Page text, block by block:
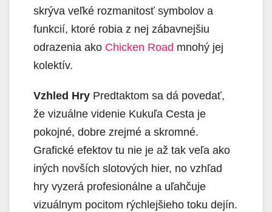
skrýva veľké rozmanitosť symbolov a
funkcií, ktoré robia z nej zábavnejšiu
odrazenia ako Chicken Road mnohý jej
kolektív.
Vzhled Hry Predtaktom sa dá povedať,
že vizuálne videnie Kukuľa Cesta je
pokojné, dobre zrejmé a skromné.
Grafické efektov tu nie je až tak veľa ako
iných novších slotových hier, no vzhľad
hry vyzerá profesionálne a uľahčuje
vizuálnym pocitom rýchlejšieho toku dejín.